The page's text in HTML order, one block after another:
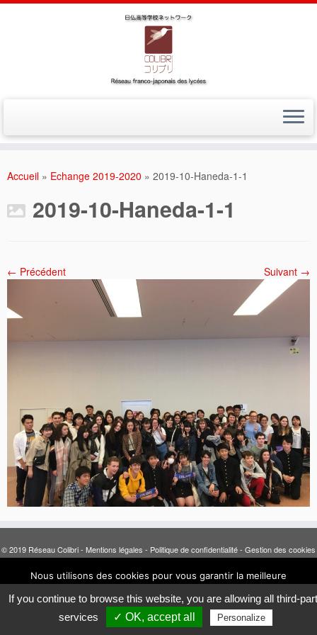
Accueil » Echange 2019-2020 » 2019-10-Haneda-1-1
2019-10-Haneda-1-1
← Précédent Suivant →
© 2019 Réseau Colibri - Mentions légales - Politique de confidentialité- Gestion des cookies
Nous utilisons des cookies pour vous garantir la meilleure
Accepter Refuser
If you continue to browse this website, you are allowing all third-
services
✓ OK, accept all Personalize